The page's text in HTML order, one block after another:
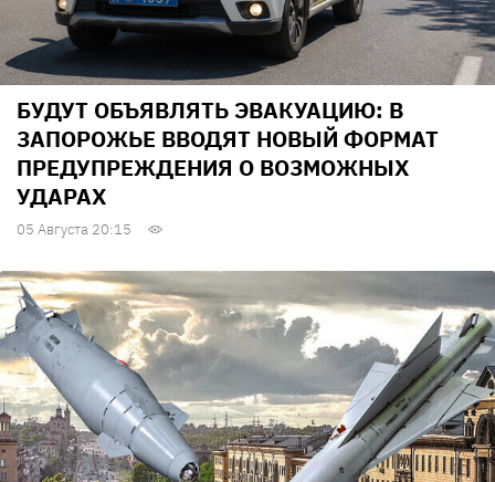
БУДУТ ОБЪЯВЛЯТЬ ЭВАКУАЦИЮ: В
ЗАПОРОЖЬЕ ВВОДЯТ НОВЫЙ ФОРМАТ
ПРЕДУПРЕЖДЕНИЯ О ВОЗМОЖНЫХ
УДАРАХ
05 Августа 20:15